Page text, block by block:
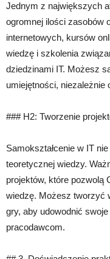
Jednym z największych
ogromnej ilości zasobów
internetowych, kursów
wiedzę i szkolenia
dziedzinami IT. Możesz
umiejętności, niezależnie
### H2: Tworzenie
Samokształcenie w IT
teoretycznej wiedzy.
projektów, które pozwolą
wiedzę. Możesz tworzyć
gry, aby udowodnić
pracodawcom.